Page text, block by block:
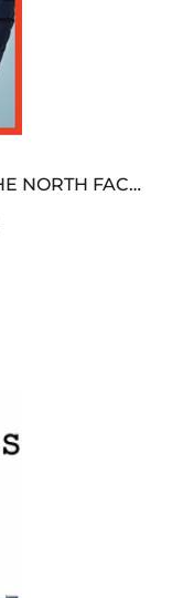
ノースフェイス 偽物 ダウン人気【THE NORTH FACE】M'S 7 SUMMIT HIM...